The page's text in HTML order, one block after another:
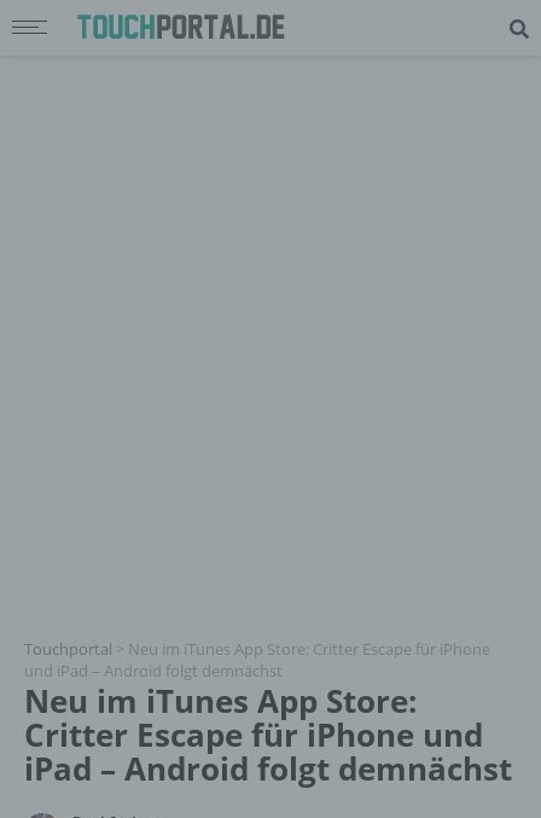
Touchportal > Neu im iTunes App Store: Critter Escape für iPhone
und iPad – Android folgt demnächst
Neu im iTunes App Store:
Critter Escape für iPhone und
iPad – Android folgt demnächst